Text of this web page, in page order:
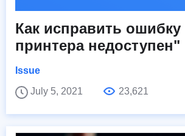
Как исправить
принтера недоступен"
Issue
July 5, 2021
23,621